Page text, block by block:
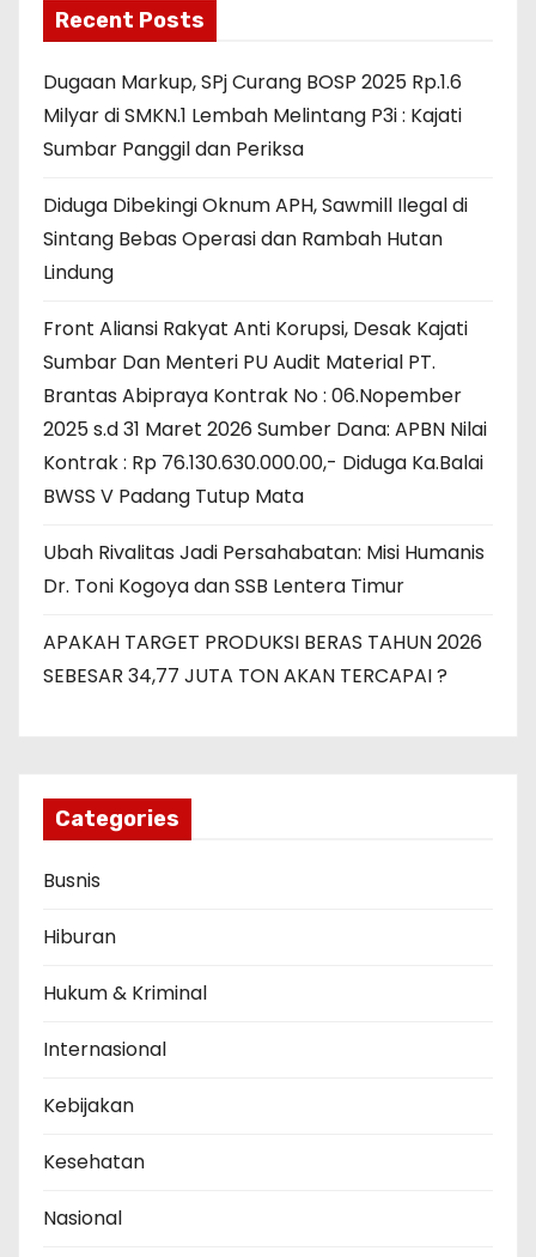
Recent Posts
Dugaan Markup, SPj Curang BOSP 2025 Rp.1.6
Milyar di SMKN.1 Lembah Melintang P3i : Kajati
Sumbar Panggil dan Periksa
Diduga Dibekingi Oknum APH, Sawmill Ilegal di
Sintang Bebas Operasi dan Rambah Hutan
Lindung
Front Aliansi Rakyat Anti Korupsi, Desak Kajati
Sumbar Dan Menteri PU Audit Material PT.
Brantas Abipraya Kontrak No : 06.Nopember
2025 s.d 31 Maret 2026 Sumber Dana: APBN Nilai
Kontrak : Rp 76.130.630.000.00,- Diduga Ka.Balai
BWSS V Padang Tutup Mata
Ubah Rivalitas Jadi Persahabatan: Misi Humanis
Dr. Toni Kogoya dan SSB Lentera Timur
APAKAH TARGET PRODUKSI BERAS TAHUN 2026
SEBESAR 34,77 JUTA TON AKAN TERCAPAI ?
Categories
Busnis
Hiburan
Hukum & Kriminal
Internasional
Kebijakan
Kesehatan
Nasional